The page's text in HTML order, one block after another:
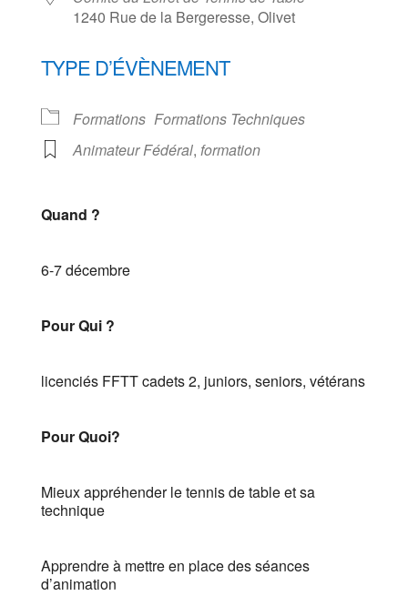
1240 Rue de la Bergeresse, Olivet
TYPE D’ÉVÈNEMENT
Formations Formations Techniques
Animateur Fédéral, formation
Quand ?
6-7 décembre
Pour Qui ?
licenciés FFTT cadets 2, juniors, seniors, vétérans
Pour Quoi?
Mieux appréhender le tennis de table et sa
technique
Apprendre à mettre en place des séances
d’animation